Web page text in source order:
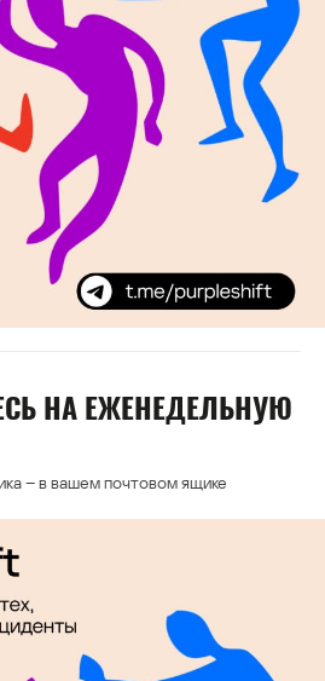
НА ЕЖЕНЕДЕЛЬНУЮ
– в вашем почтовом ящике